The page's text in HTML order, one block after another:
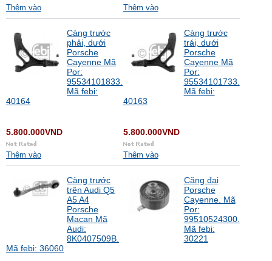
Thêm vào Thêm vào
Càng trước
phải, dưới
Porsche
Cayenne Mã
Por:
95534101833.
Mã febi:
40164
5.800.000VND
Thêm vào
Càng trước
trái, dưới
Porsche
Cayenne Mã
Por:
95534101733.
Mã febi:
40163
5.800.000VND
Thêm vào
Càng trước
trên Audi Q5
A5 A4
Porsche
Macan Mã
Audi:
8K0407509B.
Mã febi: 36060
Căng đai
Porsche
Cayenne. Mã
Por:
99510524300.
Mã febi:
30221